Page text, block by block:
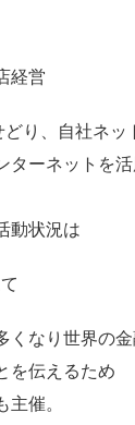
経営
り、自社ネッ
ターネットを
動状況は
くなり世界の
を伝えるため
主催。